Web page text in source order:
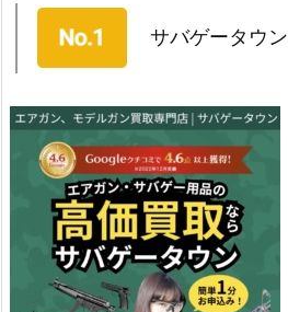
サバゲータウン